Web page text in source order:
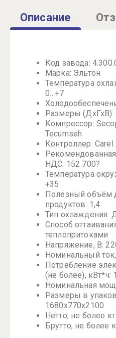
Описание
Код завода:
Марка: Эльтон
Температура
0…+7
Размеры (ДхГхВ):
Компрессор:
Tecumseh
Контроллер:
НДС: 152 700?
Температура
+35
Полезный объём
продуктов: 1,4
Тип охлаждения:
Способ
теплопритоками
Напряжение, В:
Номинальный ток,
Потребление
(не более), кВт*ч:
Номинальная
Размеры в
1680x770x2100
Нетто, не более
Брутто, не более